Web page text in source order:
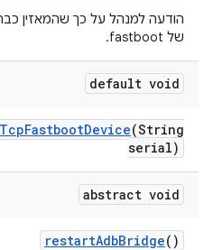
הודעה למנהל על כך שהמאזין כבר
של fastboot.
default void
TcpFastbootDevice(String
serial)
abstract void
restartAdbBridge()